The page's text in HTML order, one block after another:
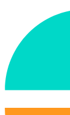
frontpage